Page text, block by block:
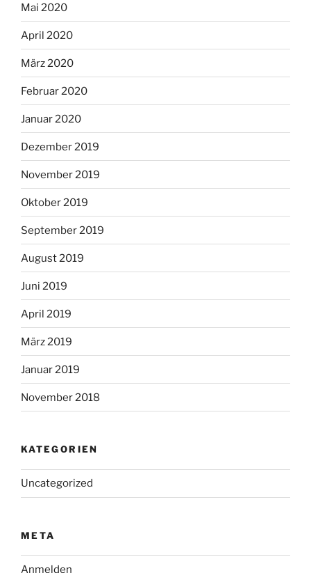
Mai 2020
April 2020
März 2020
Februar 2020
Januar 2020
Dezember 2019
November 2019
Oktober 2019
September 2019
August 2019
Juni 2019
April 2019
März 2019
Januar 2019
November 2018
KATEGORIEN
Uncategorized
META
Anmelden